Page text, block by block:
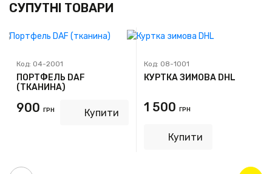
СУПУТНІ ТОВАРИ
Код: 04-2001
ПОРТФЕЛЬ DAF
(ТКАНИНА)
900 ГРН Купити
Код: 08-1001
КУРТКА ЗИМОВА DHL
1 500 ГРН
Купити